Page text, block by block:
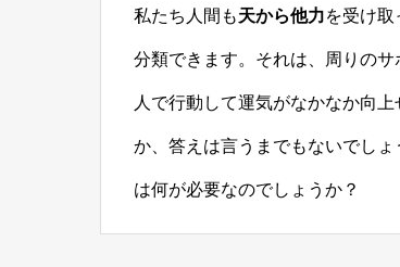
私たち人間も天から他力を受け
分類できます。それは、周りの
人で行動して運気がなかなか向
か、答えは言うまでもないでし
は何が必要なのでしょうか？